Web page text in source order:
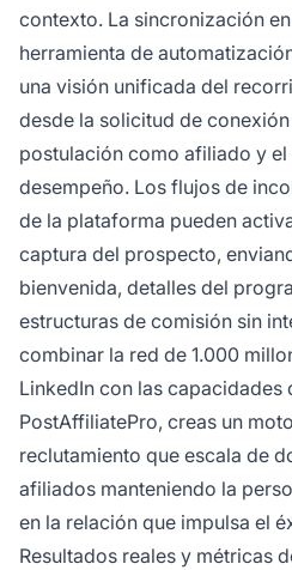
contexto. La sincronización
herramienta de
una visión unificada del
desde la solicitud de
postulación como afiliado y
desempeño. Los flujos de
de la plataforma pueden
captura del prospecto,
bienvenida, detalles del
estructuras de comisión sin
combinar la red de 1.000
LinkedIn con las
PostAffiliatePro, creas un
reclutamiento que escala de
afiliados manteniendo la
en la relación que impulsa el
Resultados reales y métricas